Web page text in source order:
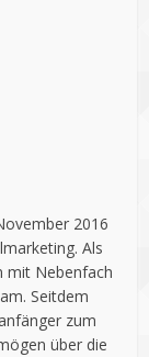
2016
Als
mit Nebenfach
Seitdem
zum
über die